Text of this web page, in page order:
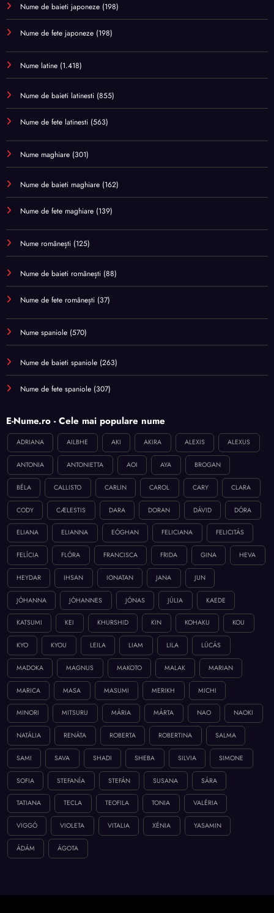
Nume de baieti japoneze (198)
Nume de fete japoneze (198)
Nume latine (1.418)
Nume de baieti latinesti (855)
Nume de fete latinesti (563)
Nume maghiare (301)
Nume de baieti maghiare (162)
Nume de fete maghiare (139)
Nume românești (125)
Nume de baieti românești (88)
Nume de fete românești (37)
Nume spaniole (570)
Nume de baieti spaniole (263)
Nume de fete spaniole (307)
E-Nume.ro - Cele mai populare nume
ADRIANA AILBHE AKI AKIRA ALEXIS ALEXUS
ANTONIA ANTONIETTA AOI AYA BROGAN
BÉLA CALLISTO CARLIN CAROL CARY CLARA
CODY CÆLESTIS DARA DORAN DÁVID DÓRA
ELIANA ELIANNA EÓGHAN FELICIANA FELICITÁS
FELÍCIA FLÓRA FRANCISCA FRIDA GINA HEVA
HEYDAR IHSAN IONATAN JANA JUN
JÓHANNA JÓHANNES JÓNAS JÚLIA KAEDE
KATSUMI KEI KHURSHID KIN KOHAKU KOU
KYO KYOU LEILA LIAM LILA LÚCÁS
MADOKA MAGNUS MAKOTO MALAK MARIAN
MARICA MASA MASUMI MERIKH MICHI
MINORI MITSURU MÁRIA MÁRTA NAO NAOKI
NATÁLIA RENÁTA ROBERTA ROBERTINA SALMA
SAMI SAVA SHADI SHEBA SILVIA SIMONE
SOFIA STEFANÍA STEFÁN SUSANA SÁRA
TATIANA TECLA TEOFILA TONIA VALÉRIA
VIGGÓ VIOLETA VITALIA XÉNIA YASAMIN
ÁDÁM ÁGOTA